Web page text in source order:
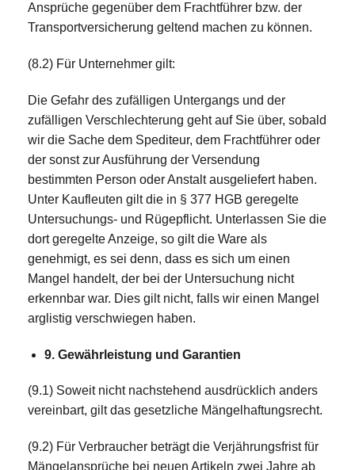
Ansprüche gegenüber dem Frachtführer bzw. der
Transportversicherung geltend machen zu können.
(8.2) Für Unternehmer gilt:
Die Gefahr des zufälligen Untergangs und der
zufälligen Verschlechterung geht auf Sie über, sobald
wir die Sache dem Spediteur, dem Frachtführer oder
der sonst zur Ausführung der Versendung
bestimmten Person oder Anstalt ausgeliefert haben.
Unter Kaufleuten gilt die in § 377 HGB geregelte
Untersuchungs- und Rügepflicht. Unterlassen Sie die
dort geregelte Anzeige, so gilt die Ware als
genehmigt, es sei denn, dass es sich um einen
Mangel handelt, der bei der Untersuchung nicht
erkennbar war. Dies gilt nicht, falls wir einen Mangel
arglistig verschwiegen haben.
9. Gewährleistung und Garantien
(9.1) Soweit nicht nachstehend ausdrücklich anders
vereinbart, gilt das gesetzliche Mängelhaftungsrecht.
(9.2) Für Verbraucher beträgt die Verjährungsfrist für
Mängelansprüche bei neuen Artikeln zwei Jahre ab